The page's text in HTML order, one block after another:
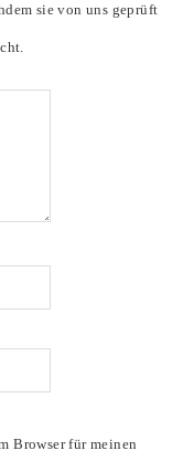
sie von uns geprüft
Browser für meinen